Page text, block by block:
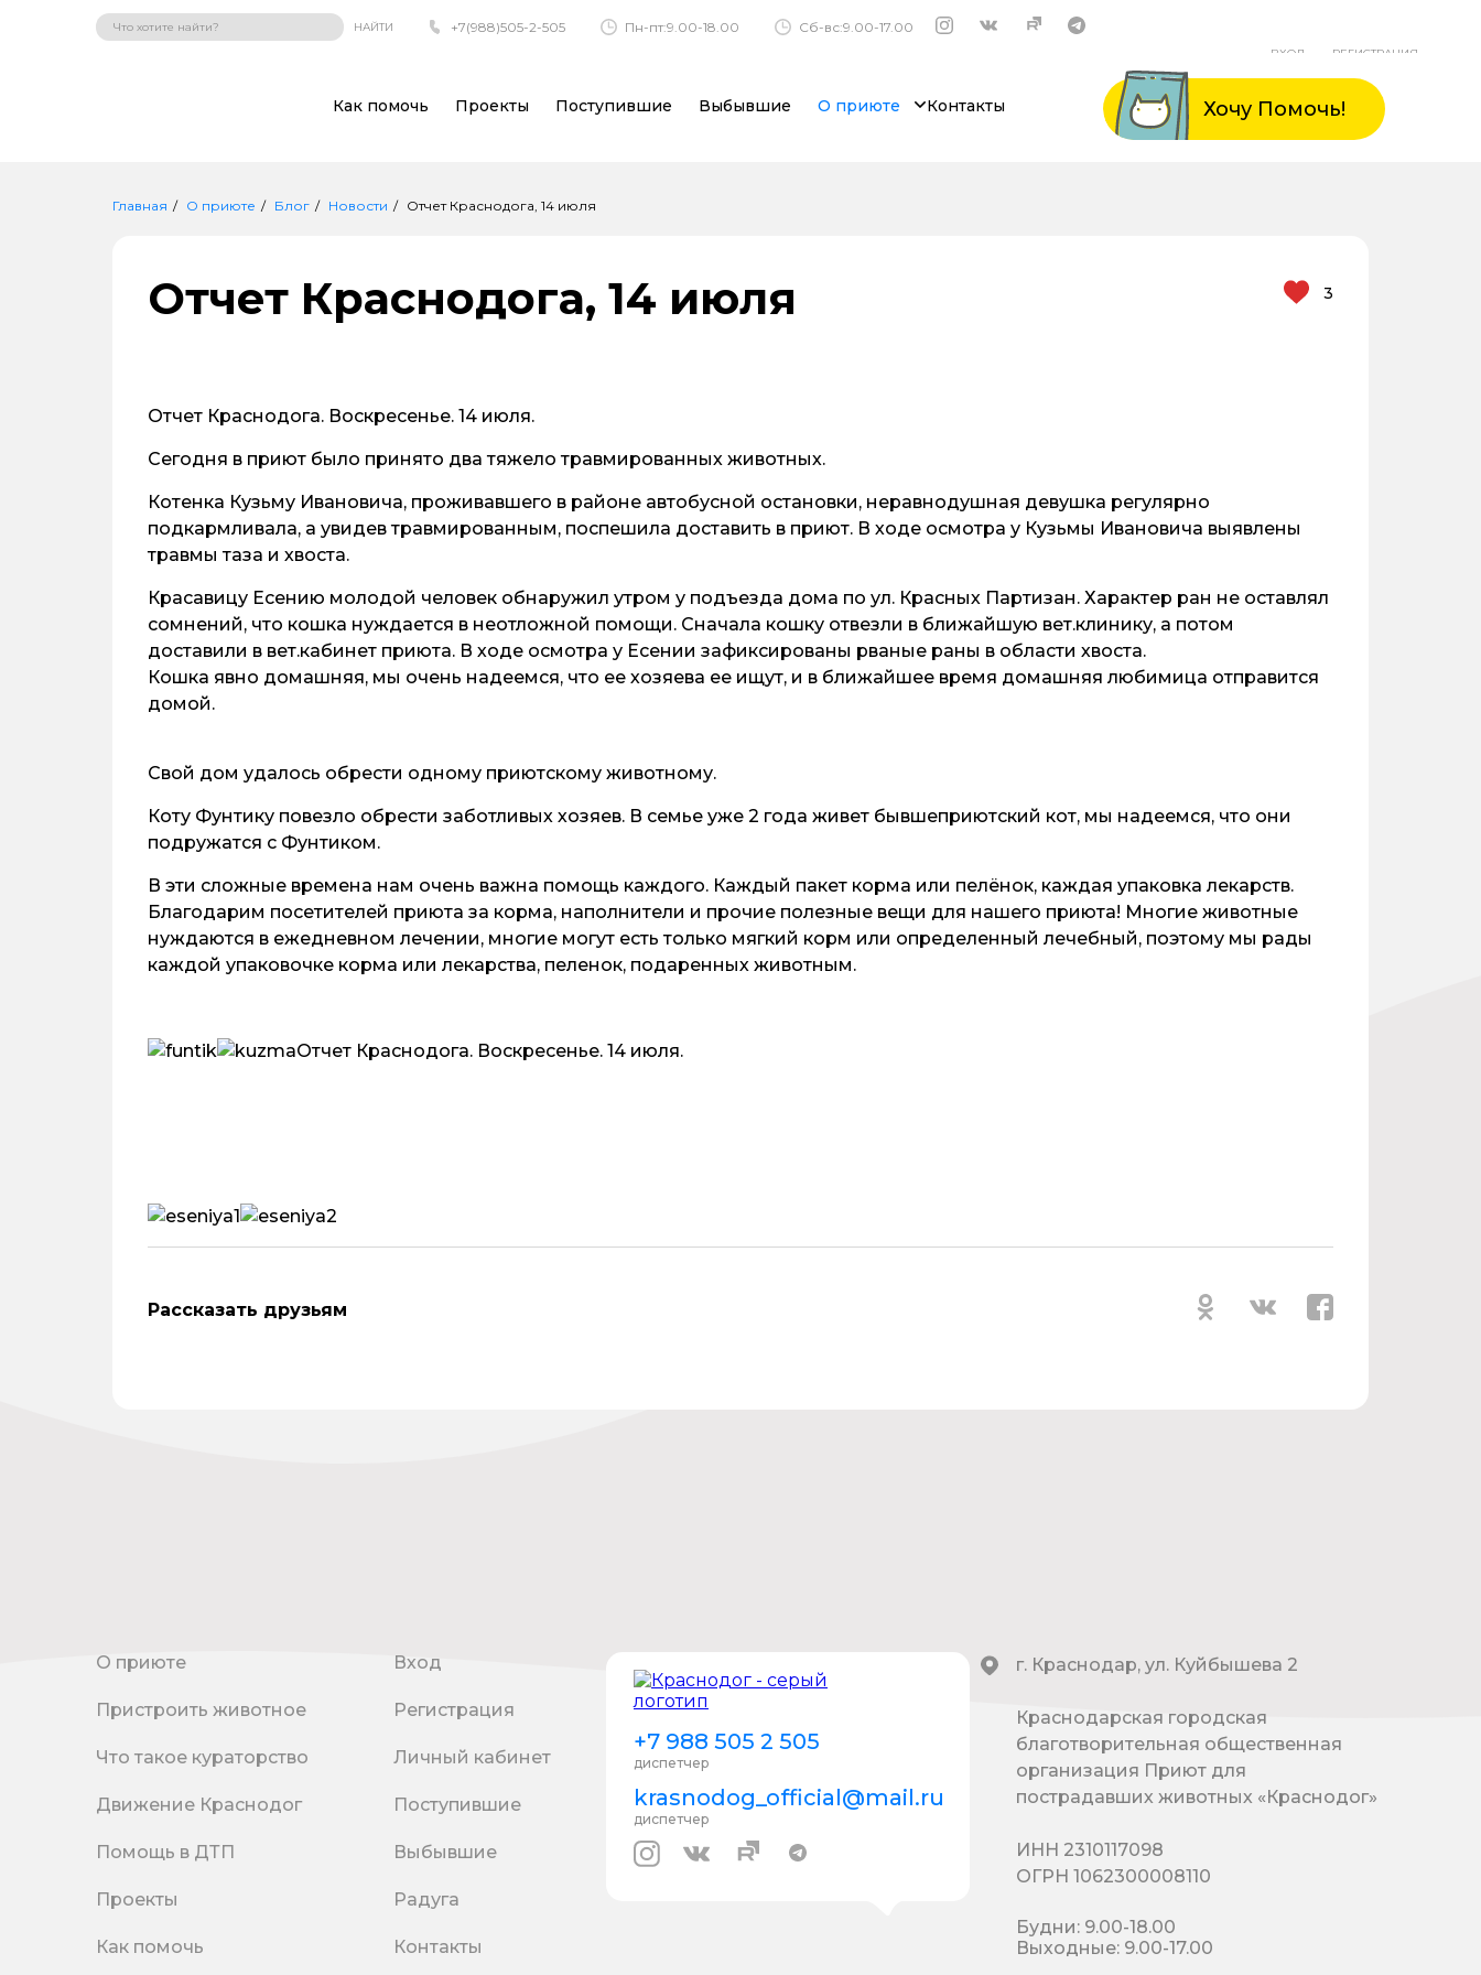
НАЙТИ +7(988)505-2-505 Пн-пт:9.00-18.00 Сб-вс:9.00-17.00
ВХОД РЕГИСТРАЦИЯ
Как помочь Проекты Поступившие Выбывшие О приюте Контакты Хочу Помочь!
Главная О приюте Блог Новости Отчет Краснодога, 14 июля
Отчет Краснодога, 14 июля 3
Отчет Краснодога. Воскресенье. 14 июля.
Сегодня в приют было принято два тяжело травмированных животных.
Котенка Кузьму Ивановича, проживавшего в районе автобусной остановки, неравнодушная девушка регулярно
подкармливала, а увидев травмированным, поспешила доставить в приют. В ходе осмотра у Кузьмы Ивановича выявлены
травмы таза и хвоста.
Красавицу Есению молодой человек обнаружил утром у подъезда дома по ул. Красных Партизан. Характер ран не оставлял
сомнений, что кошка нуждается в неотложной помощи. Сначала кошку отвезли в ближайшую вет.клинику, а потом
доставили в вет.кабинет приюта. В ходе осмотра у Есении зафиксированы рваные раны в области хвоста.
Кошка явно домашняя, мы очень надеемся, что ее хозяева ее ищут, и в ближайшее время домашняя любимица отправится
домой.
Свой дом удалось обрести одному приютскому животному.
Коту Фунтику повезло обрести заботливых хозяев. В семье уже 2 года живет бывшеприютский кот, мы надеемся, что они
подружатся с Фунтиком.
В эти сложные времена нам очень важна помощь каждого. Каждый пакет корма или пелёнок, каждая упаковка лекарств.
Благодарим посетителей приюта за корма, наполнители и прочие полезные вещи для нашего приюта! Многие животные
нуждаются в ежедневном лечении, многие могут есть только мягкий корм или определенный лечебный, поэтому мы рады
каждой упаковочке корма или лекарства, пеленок, подаренных животным.
Отчет Краснодога. Воскресенье. 14 июля.
Рассказать друзьям
О приюте
Пристроить животное
Что такое кураторство
Движение Краснодог
Помощь в ДТП
Проекты
Как помочь
Вход
Регистрация
Личный кабинет
Поступившие
Выбывшие
Радуга
Контакты
+7 988 505 2 505
диспетчер
krasnodog_official@mail.ru
диспетчер
г. Краснодар, ул. Куйбышева 2
Краснодарская городская
благотворительная общественная
организация Приют для
пострадавших животных «Краснодог»
ИНН 2310117098
ОГРН 1062300008110
Будни: 9.00-18.00
Выходные: 9.00-17.00